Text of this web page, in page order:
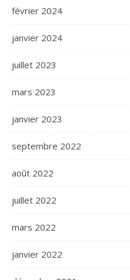
février 2024
janvier 2024
juillet 2023
mars 2023
janvier 2023
septembre 2022
août 2022
juillet 2022
mars 2022
janvier 2022